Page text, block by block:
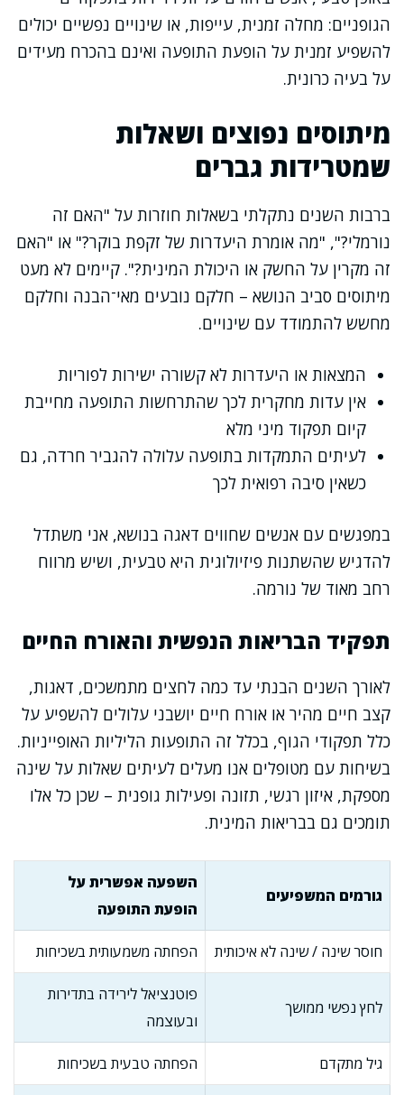
הגופניים: מחלה זמנית, עייפות, או שינויים נפשיים יכולים
להשפיע זמנית על הופעת התופעה ואינם בהכרח מעידים
על בעיה כרונית.
מיתוסים נפוצים ושאלות
שמטרידות גברים
ברבות השנים נתקלתי בשאלות חוזרות על "האם זה
נורמלי?", "מה אומרת היעדרות של זקפת בוקר?" או "האם
זה מקרין על החשק או היכולת המינית?". קיימים לא מעט
מיתוסים סביב הנושא – חלקם נובעים מאי־הבנה וחלקם
מחשש להתמודד עם שינויים.
המצאות או היעדרות לא קשורה ישירות לפוריות
אין עדות מחקרית לכך שהתרחשות התופעה מחייבת
קיום תפקוד מיני מלא
לעיתים התמקדות בתופעה עלולה להגביר חרדה, גם
כשאין סיבה רפואית לכך
במפגשים עם אנשים שחווים דאגה בנושא, אני משתדל
להדגיש שהשתנות פיזיולוגית היא טבעית, ושיש מרווח
רחב מאוד של נורמה.
תפקיד הבריאות הנפשית והאורח החיים
לאורך השנים הבנתי עד כמה לחצים מתמשכים, דאגות,
קצב חיים מהיר או אורח חיים יושבני עלולים להשפיע על
כלל תפקודי הגוף, בכלל זה התופעות הליליות האופייניות.
בשיחות עם מטופלים אנו מעלים לעיתים שאלות על שינה
מספקת, איזון רגשי, תזונה ופעילות גופנית – שכן כל אלו
תומכים גם בבריאות המינית.
גורמים המשפיעים
השפעה אפשרית על
הופעת התופעה
חוסר שינה / שינה לא איכותית הפחתה משמעותית בשכיחות
לחץ נפשי ממושך
פוטנציאל לירידה בתדירות
ובעוצמה
גיל מתקדם הפחתה טבעית בשכיחות